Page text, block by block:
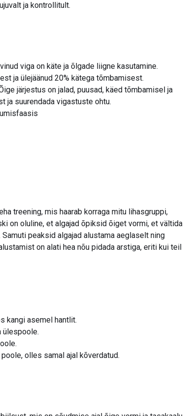
ja kontrollitult.
viga on käte ja õlgade liigne kasutamine.
ja ülejäänud 20% kätega tõmbamisest.
järjestus on jalad, puusad, käed tõmbamisel ja
ja suurendada vigastuste ohtu.
treening, mis haarab korraga mitu lihasgruppi,
on oluline, et algajad õpiksid õiget vormi, et vältida
peaksid algajad alustama aeglaselt ning
on alati hea nõu pidada arstiga, eriti kui teil
kangi asemel hantlit.
ülespoole.
olles samal ajal kõverdatud.